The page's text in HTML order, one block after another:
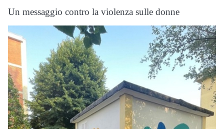
Un messaggio contro la violenza sulle donne